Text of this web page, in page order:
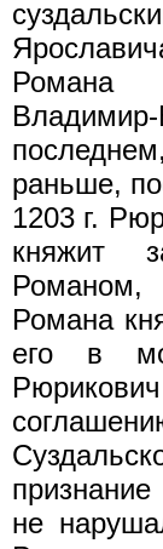
Романа
раньше,
1203 г.
княжит
Романом,
Романа
его в
не